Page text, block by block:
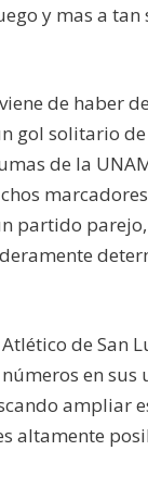
y mas a
de haber
gol solitario
de la
partido
de San
en
ampliar